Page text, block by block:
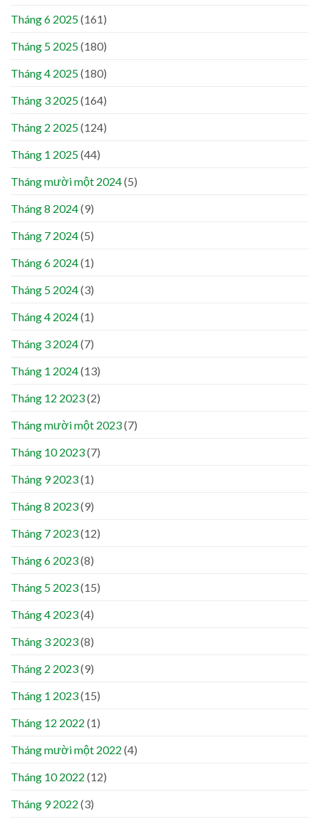
Tháng 6 2025(161)
Tháng 5 2025(180)
Tháng 4 2025(180)
Tháng 3 2025(164)
Tháng 2 2025(124)
Tháng 1 2025(44)
Tháng mười một 2024(5)
Tháng 8 2024(9)
Tháng 7 2024(5)
Tháng 6 2024(1)
Tháng 5 2024(3)
Tháng 4 2024(1)
Tháng 3 2024(7)
Tháng 1 2024(13)
Tháng 12 2023(2)
Tháng mười một 2023(7)
Tháng 10 2023(7)
Tháng 9 2023(1)
Tháng 8 2023(9)
Tháng 7 2023(12)
Tháng 6 2023(8)
Tháng 5 2023(15)
Tháng 4 2023(4)
Tháng 3 2023(8)
Tháng 2 2023(9)
Tháng 1 2023(15)
Tháng 12 2022 (1)
Tháng mười một 2022 (4)
Tháng 10 2022 (12)
Tháng 9 2022 (3)